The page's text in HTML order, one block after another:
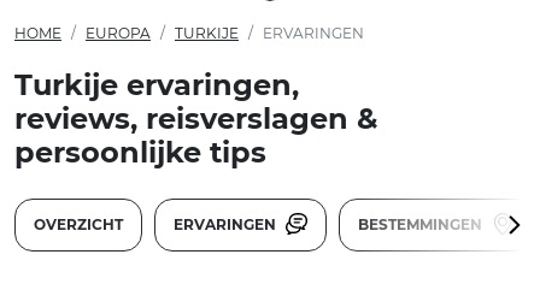
HOME EUROPA TURKIJE ERVARINGEN
Turkije ervaringen,
reviews, reisverslagen &
persoonlijke tips
OVERZICHT ERVARINGEN BESTEMMINGEN